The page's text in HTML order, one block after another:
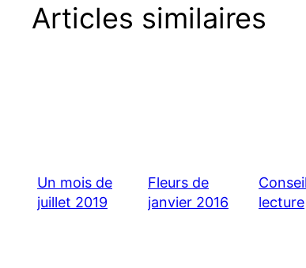
Articles similaires
Un mois de
juillet 2019
Fleurs de
janvier 2016
lecture